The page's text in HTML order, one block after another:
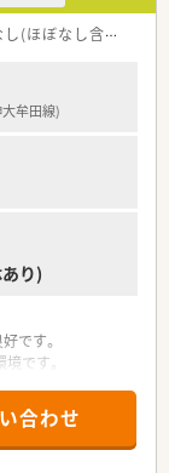
イベートの時間
(ほぼなし含む)
牟田線)
り)
です。
です。
♪合わせ